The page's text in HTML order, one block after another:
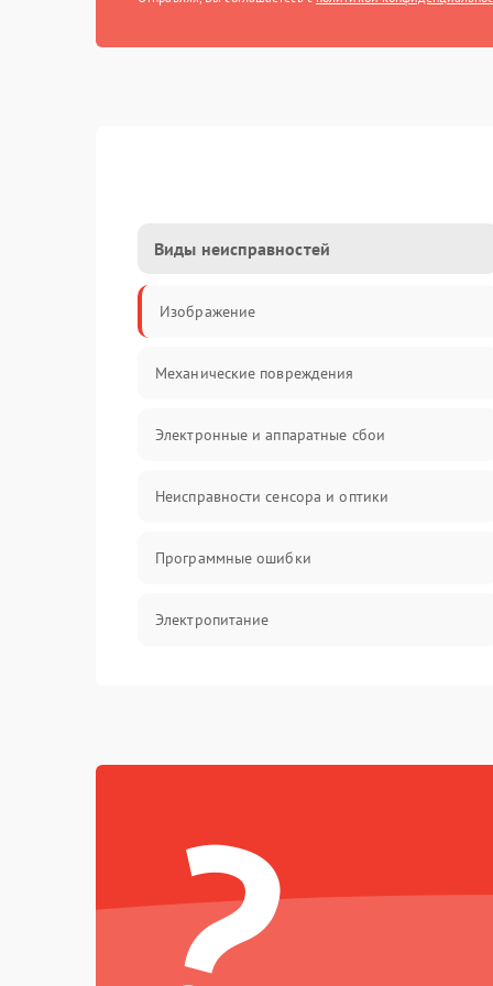
Виды неисправностей
Изображение
Механические повреждения
Электронные и аппаратные сбои
Неисправности сенсора и оптики
Программные ошибки
Электропитание
Температурные проблемы
Сбои коммуникаций и интерфейсов